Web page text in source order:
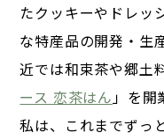
たクッキーやドレッ
な特産品の開発・生
近では和束茶や郷土
ース 恋茶はん 」を開
私は、これまでずっ